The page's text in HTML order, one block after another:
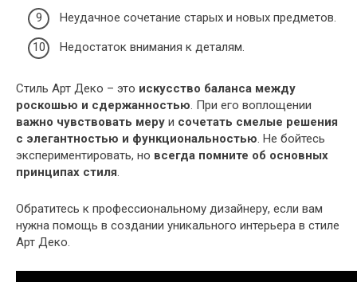
Неудачное сочетание старых и новых предметов.
Недостаток внимания к деталям.
Стиль Арт Деко – это искусство баланса между
роскошью и сдержанностью. При его воплощении
важно чувствовать меру и сочетать смелые решения
с элегантностью и функциональностью. Не бойтесь
экспериментировать, но всегда помните об основных
принципах стиля.
Обратитесь к профессиональному дизайнеру, если вам
нужна помощь в создании уникального интерьера в стиле
Арт Деко.